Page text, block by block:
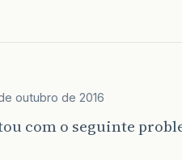
outubro de 2016
com o seguinte